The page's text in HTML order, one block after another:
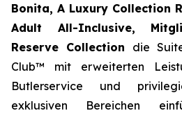
Bonita, A Luxury Collection
Adult All-Inclusive,
Reserve Collection die
Club™ mit erweiterten
Butlerservice und
exklusiven Bereichen